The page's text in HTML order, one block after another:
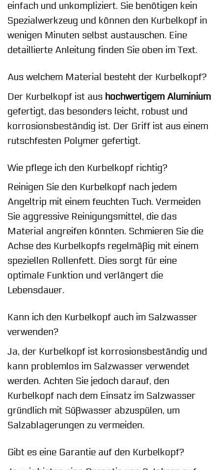
einfach und unkompliziert. Sie benötigen kein
Spezialwerkzeug und können den Kurbelkopf in
wenigen Minuten selbst austauschen. Eine
detaillierte Anleitung finden Sie oben im Text.
Aus welchem Material besteht der Kurbelkopf?
Der Kurbelkopf ist aus hochwertigem Aluminium
gefertigt, das besonders leicht, robust und
korrosionsbeständig ist. Der Griff ist aus einem
rutschfesten Polymer gefertigt.
Wie pflege ich den Kurbelkopf richtig?
Reinigen Sie den Kurbelkopf nach jedem
Angeltrip mit einem feuchten Tuch. Vermeiden
Sie aggressive Reinigungsmittel, die das
Material angreifen könnten. Schmieren Sie die
Achse des Kurbelkopfs regelmäßig mit einem
speziellen Rollenfett. Dies sorgt für eine
optimale Funktion und verlängert die
Lebensdauer.
Kann ich den Kurbelkopf auch im Salzwasser
verwenden?
Ja, der Kurbelkopf ist korrosionsbeständig und
kann problemlos im Salzwasser verwendet
werden. Achten Sie jedoch darauf, den
Kurbelkopf nach dem Einsatz im Salzwasser
gründlich mit Süßwasser abzuspülen, um
Salzablagerungen zu vermeiden.
Gibt es eine Garantie auf den Kurbelkopf?